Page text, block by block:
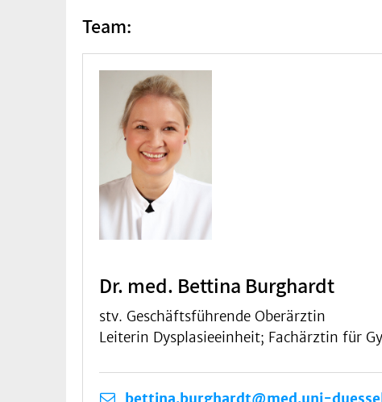
Team:
Dr. med. Bettina Burghardt
stv. Geschäftsführende Oberärztin
Leiterin Dysplasieeinheit; Fachärztin für
bettina.burghardt@med.uni-